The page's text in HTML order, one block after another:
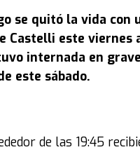
se quitó la vida con
Castelli este viernes
internada en
este sábado.
de las 19:45